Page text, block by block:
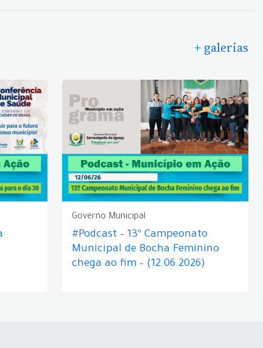
+ galerias
Governo Municipal
#Podcast – 13º Campeonato
Municipal de Bocha Feminino
chega ao fim – (12.06.2026)